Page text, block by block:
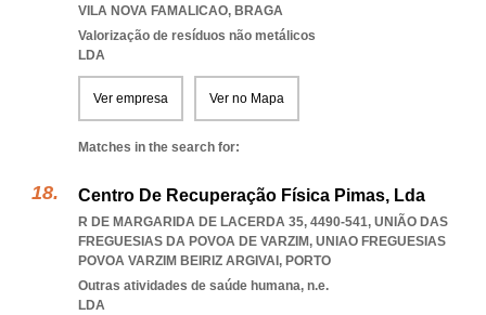
VILA NOVA FAMALICAO, BRAGA
Valorização de resíduos não metálicos
LDA
Ver empresa Ver no Mapa
Matches in the search for:
Centro De Recuperação Física Pimas, Lda
R DE MARGARIDA DE LACERDA 35, 4490-541, UNIÃO DAS
FREGUESIAS DA POVOA DE VARZIM, UNIAO FREGUESIAS
POVOA VARZIM BEIRIZ ARGIVAI , PORTO
Outras atividades de saúde humana, n.e.
LDA